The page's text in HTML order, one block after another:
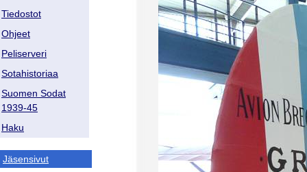
Tiedostot
Ohjeet
Peliserveri
Sotahistoriaa
Suomen Sodat
1939-45
Haku
Jäsensivut